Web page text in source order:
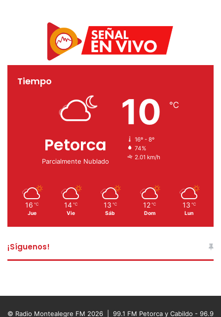
Tiempo
Petorca
Parcialmente Nublado
10 ℃
16º - 8º
74%
2.01 km/h
16 ℃
Jue
14 ℃
Vie
13 ℃
Sáb
12 ℃
Dom
13 ℃
Lun
¡Síguenos!
© Radio Montealegre FM 2026 | 99.1 FM Petorca y Cabildo - 96.9